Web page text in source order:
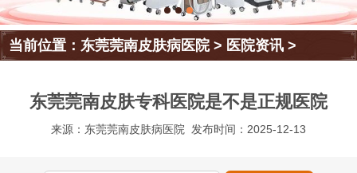
当前位置：东莞莞南皮肤病医院> 医院资讯 >
东莞莞南皮肤专科医院是不是正规医院
来源：东莞莞南皮肤病医院 发布时间：2025-12-13